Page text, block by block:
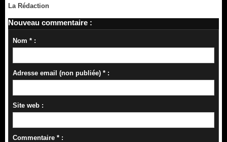
La Rédaction
Nouveau commentaire :
Nom * :
Adresse email (non publiée) * :
Site web :
Commentaire * :